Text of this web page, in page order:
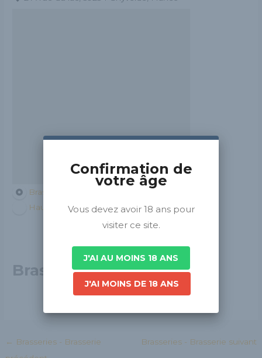
Brasseurs de France
Hauts-de-France
Brasserie des Sirènes
← Brasseries - Brasserie
Brasseries - Brasserie suivant
Confirmation de
votre âge
Vous devez avoir 18 ans pour
visiter ce site.
J'AI AU MOINS 18 ANS
J'AI MOINS DE 18 ANS